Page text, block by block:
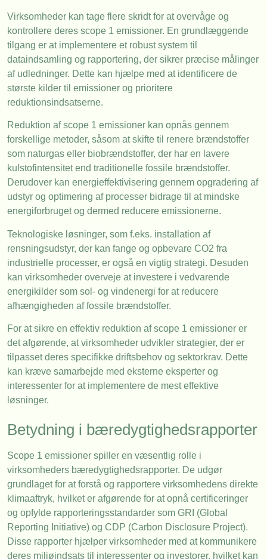
Virksomheder kan tage flere skridt for at overvåge og
kontrollere deres scope 1 emissioner. En grundlæggende
tilgang er at implementere et robust system til
dataindsamling og rapportering, der sikrer præcise målinger
af udledninger. Dette kan hjælpe med at identificere de
største kilder til emissioner og prioritere
reduktionsindsatserne.
Reduktion af scope 1 emissioner kan opnås gennem
forskellige metoder, såsom at skifte til renere brændstoffer
som naturgas eller biobrændstoffer, der har en lavere
kulstofintensitet end traditionelle fossile brændstoffer.
Derudover kan energieffektivisering gennem opgradering af
udstyr og optimering af processer bidrage til at mindske
energiforbruget og dermed reducere emissionerne.
Teknologiske løsninger, som f.eks. installation af
rensningsudstyr, der kan fange og opbevare CO2 fra
industrielle processer, er også en vigtig strategi. Desuden
kan virksomheder overveje at investere i vedvarende
energikilder som sol- og vindenergi for at reducere
afhængigheden af fossile brændstoffer.
For at sikre en effektiv reduktion af scope 1 emissioner er
det afgørende, at virksomheder udvikler strategier, der er
tilpasset deres specifikke driftsbehov og sektorkrav. Dette
kan kræve samarbejde med eksterne eksperter og
interessenter for at implementere de mest effektive
løsninger.
Betydning i bæredygtighedsrapporter
Scope 1 emissioner spiller en væsentlig rolle i
virksomheders bæredygtighedsrapporter. De udgør
grundlaget for at forstå og rapportere virksomhedens direkte
klimaaftryk, hvilket er afgørende for at opnå certificeringer
og opfylde rapporteringsstandarder som GRI (Global
Reporting Initiative) og CDP (Carbon Disclosure Project).
Disse rapporter hjælper virksomheder med at kommunikere
deres miljøindsats til interessenter og investorer, hvilket kan